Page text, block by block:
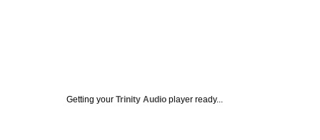
Getting your Trinity Audio player ready...